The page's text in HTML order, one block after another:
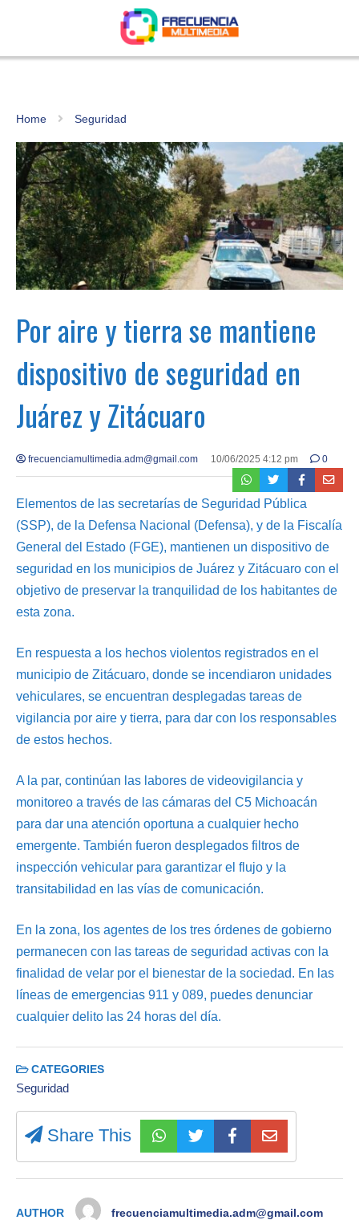
Home Seguridad
Por aire y tierra se mantiene
dispositivo de seguridad en
Juárez y Zitácuaro
frecuenciamultimedia.adm@gmail.com 10/06/2025 4:12 pm 0
Elementos de las secretarías de Seguridad Pública
(SSP), de la Defensa Nacional (Defensa), y de la Fiscalía
General del Estado (FGE), mantienen un dispositivo de
seguridad en los municipios de Juárez y Zitácuaro con el
objetivo de preservar la tranquilidad de los habitantes de
esta zona.
En respuesta a los hechos violentos registrados en el
municipio de Zitácuaro, donde se incendiaron unidades
vehiculares, se encuentran desplegadas tareas de
vigilancia por aire y tierra, para dar con los responsables
de estos hechos.
A la par, continúan las labores de videovigilancia y
monitoreo a través de las cámaras del C5 Michoacán
para dar una atención oportuna a cualquier hecho
emergente. También fueron desplegados filtros de
inspección vehicular para garantizar el flujo y la
transitabilidad en las vías de comunicación.
En la zona, los agentes de los tres órdenes de gobierno
permanecen con las tareas de seguridad activas con la
finalidad de velar por el bienestar de la sociedad. En las
líneas de emergencias 911 y 089, puedes denunciar
cualquier delito las 24 horas del día.
CATEGORIES
Seguridad
Share This
AUTHOR frecuenciamultimedia.adm@gmail.com